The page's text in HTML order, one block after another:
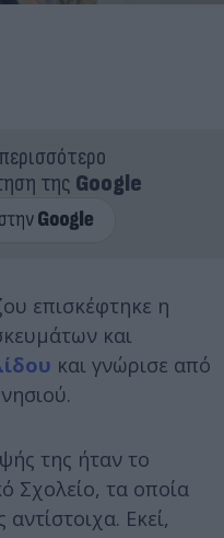
της Google
επισκέφτηκε η
και
και γνώρισε από
της ήταν το
Σχολείο, τα οποία
Εκεί,